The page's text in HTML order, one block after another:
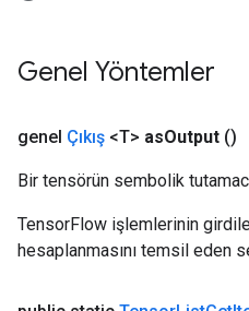
Genel Yöntemler
genel Çıkış <T> asOutput ()
Bir tensörün sembolik
TensorFlow işlemlerinin
hesaplanmasını temsil eden